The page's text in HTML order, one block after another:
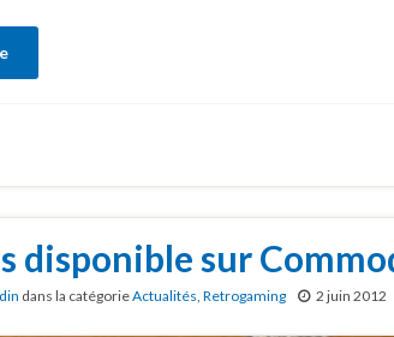
disponible sur
dans la catégorieActualités Retrogaming 2 juin 2012